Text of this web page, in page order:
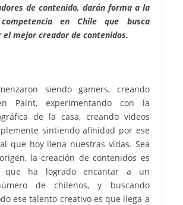
de contenido, darán forma a la
en Chile que busca
el mejor creador de contenidos.
siendo gamers, creando
Paint, experimentando con la
de la casa, creando videos
sintiendo afinidad por ese
que hoy llena nuestras vidas. Sea
la creación de contenidos es
que ha logrado encantar a un
de chilenos, y buscando
ese talento creativo es que llega a